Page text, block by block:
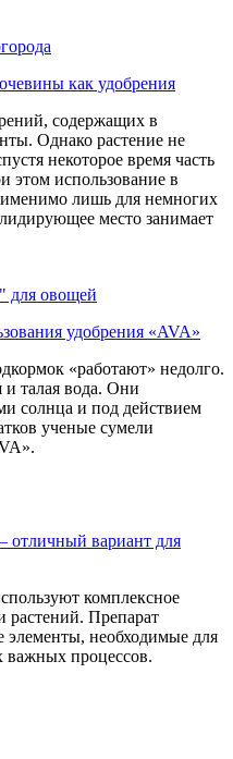
как удобрения
содержащих в
Однако растение не
некоторое время часть
этом использование в
лишь для немногих
место занимает
удобрения «AVA»
«работают» недолго.
талая вода. Они
солнца и под действием
ученые сумели
отличный вариант для
комплексное
растений. Препарат
элементы, необходимые для
важных процессов.